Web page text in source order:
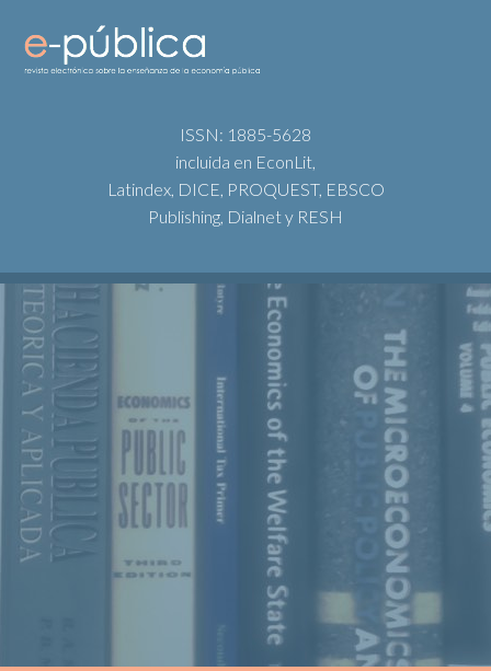
ISSN: 1885-5628
incluida en EconLit,
Latindex, DICE, PROQUEST, EBSCO
Publishing, Dialnet y RESH